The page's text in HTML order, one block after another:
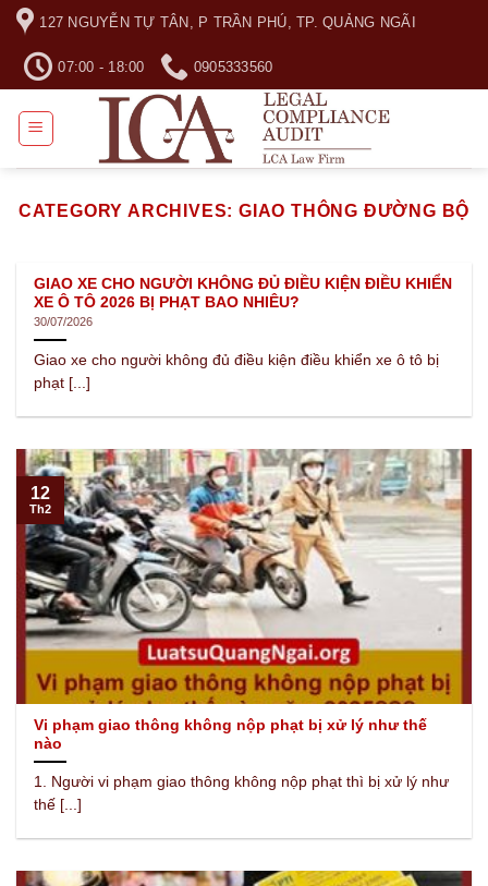
Skip
content
127 NGUYỄN TỰ TÂN, P TRẦN PHÚ, TP. QUẢNG NGÃI
07:00 - 18:00 0905333560
CATEGORY ARCHIVES: GIAO THÔNG ĐƯỜNG BỘ
GIAO XE CHO NGƯỜI KHÔNG ĐỦ ĐIỀU KIỆN ĐIỀU KHIỂN
XE Ô TÔ 2026 BỊ PHẠT BAO NHIÊU?
30/07/2026
Giao xe cho người không đủ điều kiện điều khiển xe ô tô bị
phạt [...]
Vi phạm giao thông không nộp phạt bị xử lý như thế
nào
1. Người vi phạm giao thông không nộp phạt thì bị xử lý như
thế [...]
12
Th2